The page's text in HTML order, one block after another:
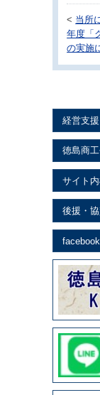
< 当所
年度「
の実施
経営支
徳島商
サイト
後援・
facebook